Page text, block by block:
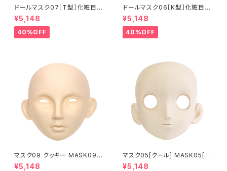
ドールマスク07［T型］化粧目穴
処理済 MASK07 [DOLL T] O
pening eye hole and make
up
¥5,148
40%OFF
ドールマスク06［K型］化粧目穴
処理 MASK06 [DOLL K] Op
ening eye hole and make
up
¥5,148
40%OFF
マスク09 クッキー MASK09
“COOKIE”
¥5,148
マスク05[クール] MASK05[C
OOL]
¥5,148